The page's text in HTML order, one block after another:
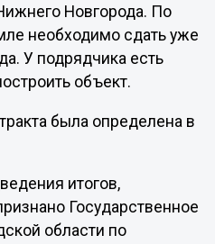
Новгорода. По
необходимо сдать уже
У подрядчика есть
объект.
была определена в
итогов,
Государственное
области по